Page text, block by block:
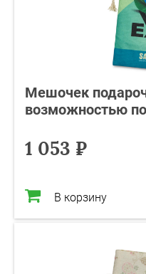
Мешочек
возможностью
1 053 ₽
В корзину